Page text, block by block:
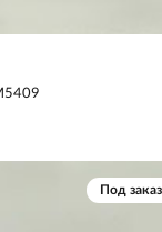
Под заказ